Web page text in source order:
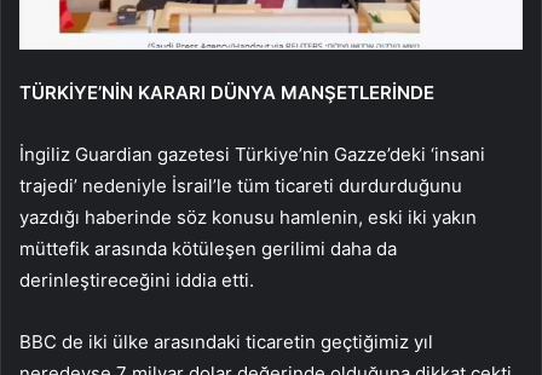
TÜRKİYE’NİN KARARI DÜNYA MANŞETLERİNDE
İngiliz Guardian gazetesi Türkiye’nin Gazze’deki ‘insani
trajedi’ nedeniyle İsrail’le tüm ticareti durdurduğunu
yazdığı haberinde söz konusu hamlenin, eski iki yakın
müttefik arasında kötüleşen gerilimi daha da
derinleştireceğini iddia etti.
BBC de iki ülke arasındaki ticaretin geçtiğimiz yıl